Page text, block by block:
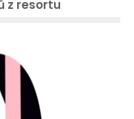
z resortu